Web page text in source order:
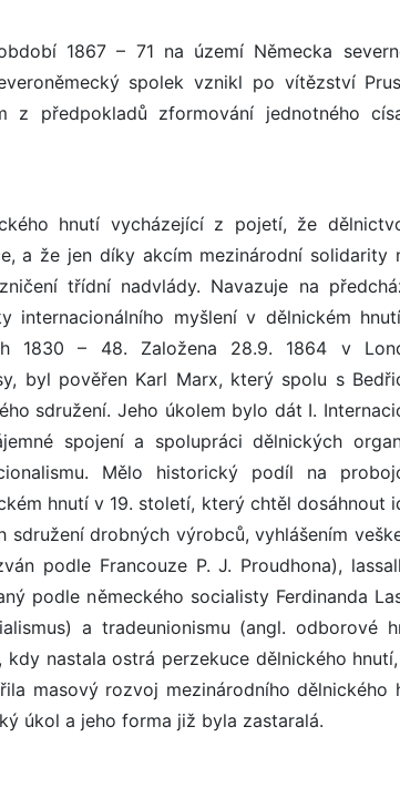
1867 – 71 na území Německa
spolek vznikl po vítězství
předpokladů zformování jednotného
hnutí vycházející z pojetí, že
a že jen díky akcím mezinárodní solidarity
třídní nadvlády. Navazuje na
internacionálního myšlení v dělnickém
1830 – 48. Založena 28.9. 1864 v
byl pověřen Karl Marx, který spolu s
sdružení. Jeho úkolem bylo dát I.
spojení a spolupráci dělnických
Mělo historický podíl na
hnutí v 19. století, který chtěl dosáhnout
drobných výrobců, vyhlášením
podle Francouze P. J. Proudhona),
podle německého socialisty Ferdinanda
a tradeunionismu (angl. odborové
nastala ostrá perzekuce dělnického
masový rozvoj mezinárodního dělnického
úkol a jeho forma již byla zastaralá.